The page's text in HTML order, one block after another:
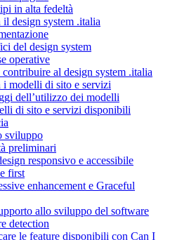
in alta fedeltà
design system .italia
del design system
operative
al design system .italia
i modelli di sito e servizi
dell’utilizzo dei modelli
di sito e servizi disponibili
sviluppo
preliminari
responsivo e accessibile
first
enhancement e Graceful
allo sviluppo del software
detection
le feature disponibili con Can I